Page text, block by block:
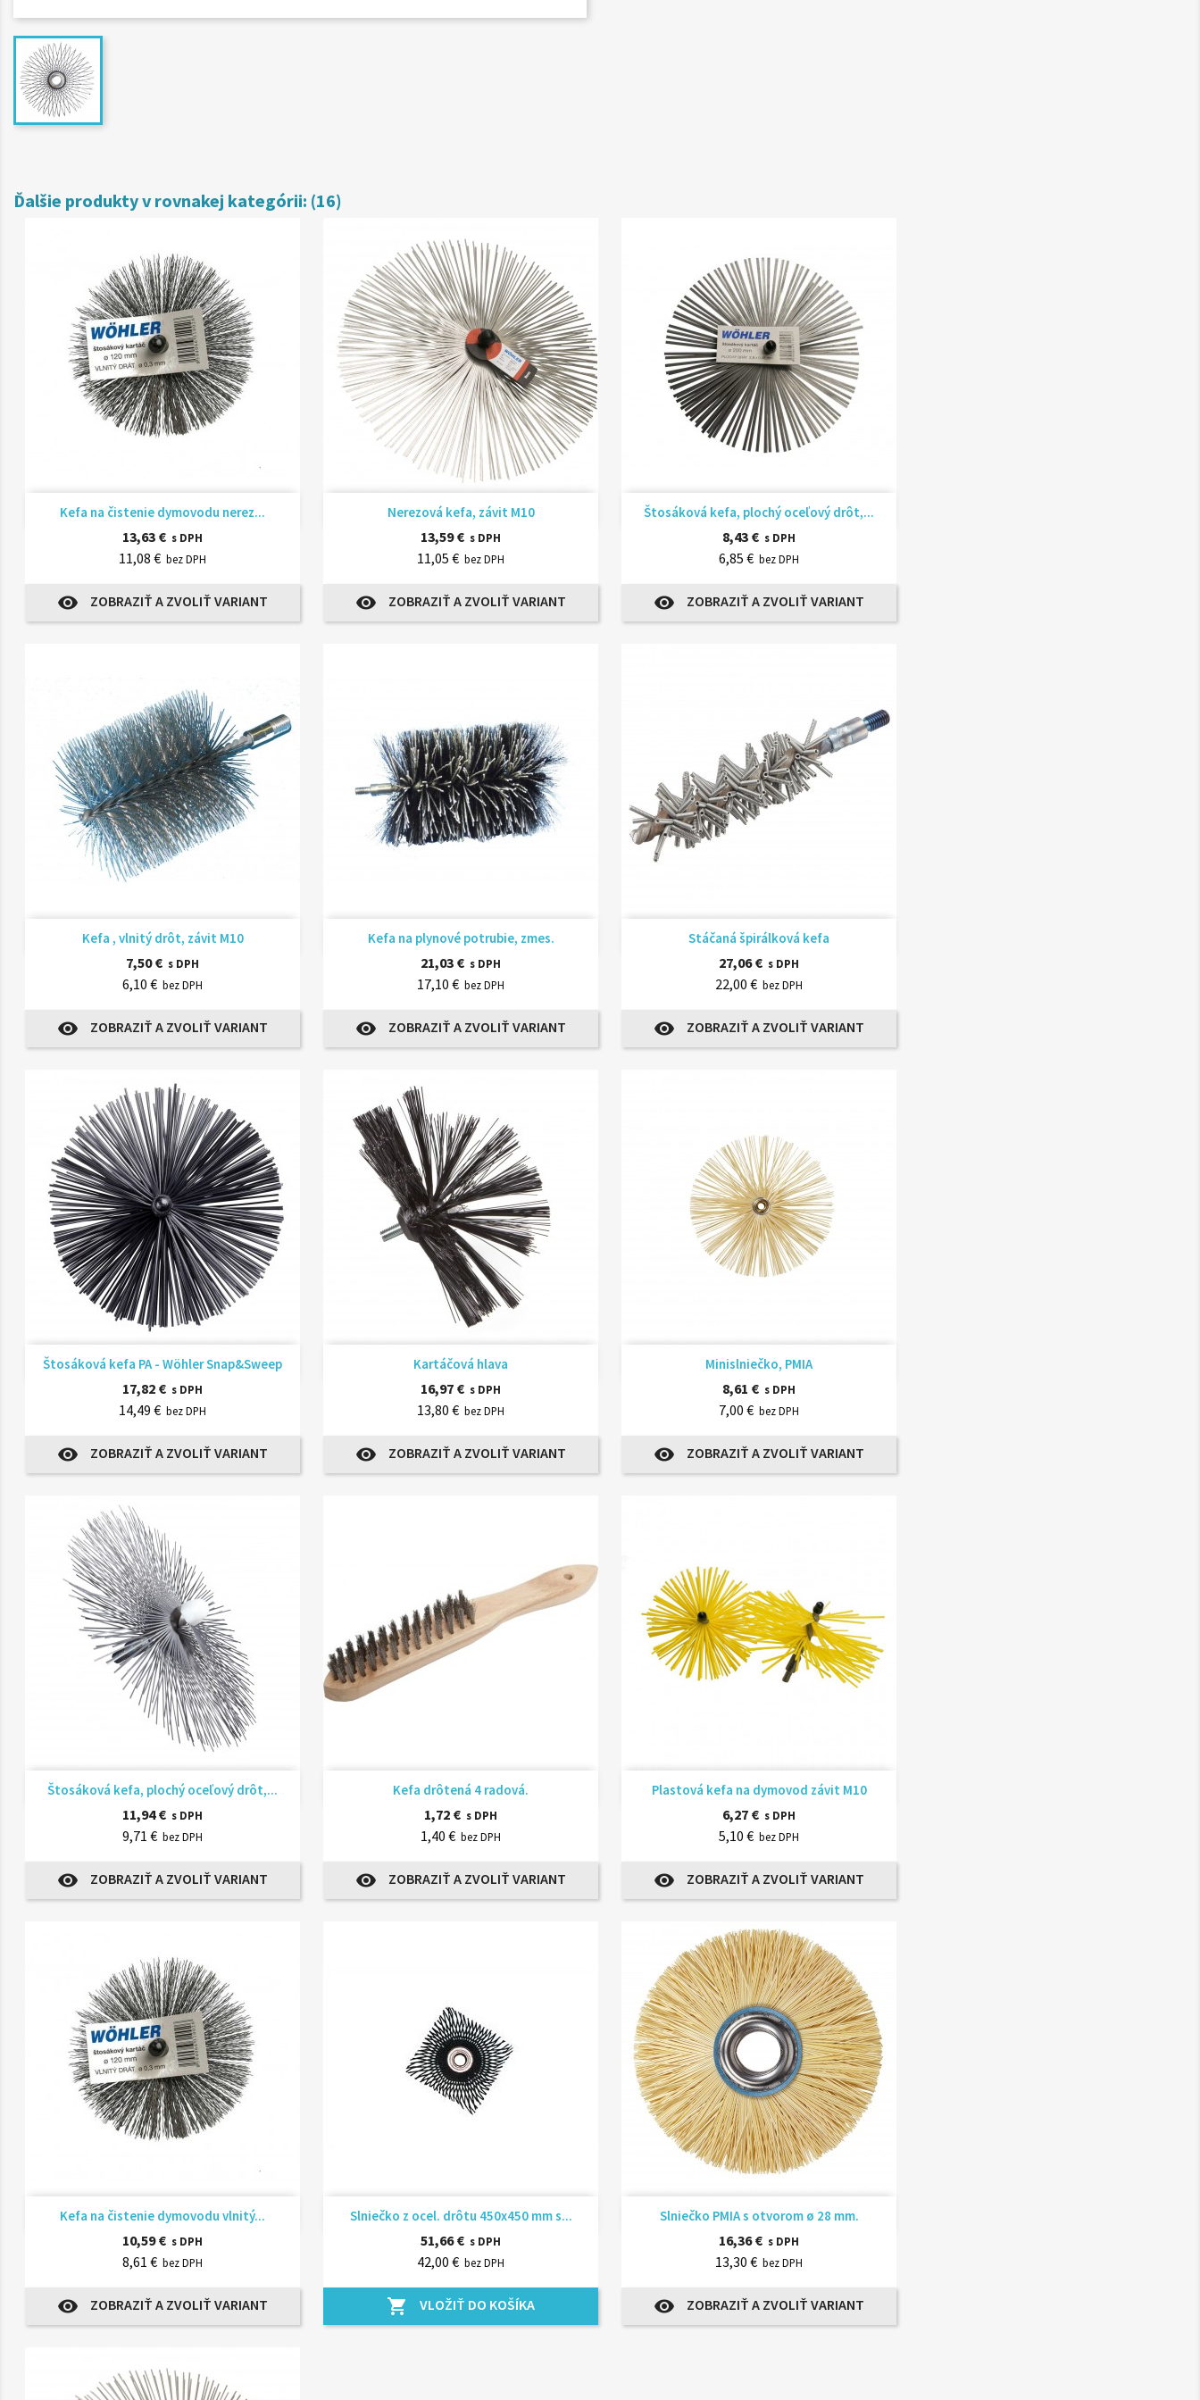
Ďalšie produkty v rovnakej kategórii: (16)
Kefa na čistenie dymovodu nerez...
13,63 € s DPH
11,08 € bez DPH
visibility ZOBRAZIŤ A ZVOLIŤ VARIANT
Rýchly náhľad Nerezová kefa, závit M10
13,59 € s DPH
11,05 € bez DPH
visibility ZOBRAZIŤ A ZVOLIŤ VARIANT
Rýchly náhľad Štosáková kefa, plochý oceľový drôt,...
8,43 € s DPH
6,85 € bez DPH
visibility ZOBRAZIŤ A ZVOLIŤ VARIANT
Rýchly náhľad
Kefa , vlnitý drôt, závit M10
7,50 € s DPH
6,10 € bez DPH
visibility ZOBRAZIŤ A ZVOLIŤ VARIANT
Rýchly náhľad Kefa na plynové potrubie, zmes.
21,03 € s DPH
17,10 € bez DPH
visibility ZOBRAZIŤ A ZVOLIŤ VARIANT
Rýchly náhľad Stáčaná špirálková kefa
27,06 € s DPH
22,00 € bez DPH
visibility ZOBRAZIŤ A ZVOLIŤ VARIANT
Rýchly náhľad
Štosáková kefa PA - Wöhler Snap&Sweep
17,82 € s DPH
14,49 € bez DPH
visibility ZOBRAZIŤ A ZVOLIŤ VARIANT
Rýchly náhľad Kartáčová hlava
16,97 € s DPH
13,80 € bez DPH
visibility ZOBRAZIŤ A ZVOLIŤ VARIANT
Rýchly náhľad Minislniečko, PMIA
8,61 € s DPH
7,00 € bez DPH
visibility ZOBRAZIŤ A ZVOLIŤ VARIANT
Rýchly náhľad
Štosáková kefa, plochý oceľový drôt,...
11,94 € s DPH
9,71 € bez DPH
visibility ZOBRAZIŤ A ZVOLIŤ VARIANT
Rýchly náhľad Kefa drôtená 4 radová.
1,72 € s DPH
1,40 € bez DPH
visibility ZOBRAZIŤ A ZVOLIŤ VARIANT
Rýchly náhľad Plastová kefa na dymovod závit M10
6,27 € s DPH
5,10 € bez DPH
visibility ZOBRAZIŤ A ZVOLIŤ VARIANT
Rýchly náhľad
Kefa na čistenie dymovodu vlnitý...
10,59 € s DPH
8,61 € bez DPH
visibility ZOBRAZIŤ A ZVOLIŤ VARIANT
Rýchly náhľad Slniečko z ocel. drôtu 450x450 mm s...
51,66 € s DPH
42,00 € bez DPH
shopping_cart VLOŽIŤ DO KOŠÍKA
Rýchly náhľad Slniečko PMIA s otvorom ø 28 mm.
16,36 € s DPH
13,30 € bez DPH
visibility ZOBRAZIŤ A ZVOLIŤ VARIANT
Rýchly náhľad